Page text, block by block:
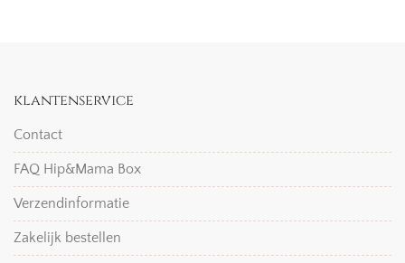
klantenservice
Contact
FAQ Hip&Mama Box
Verzendinformatie
Zakelijk bestellen